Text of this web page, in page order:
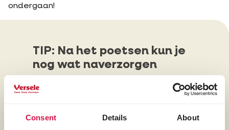
Consent Details About
ondergaan!
TIP: Na het poetsen kun je
nog wat naverzorgen
geef je je oogappel een
frisse adem! Tussen twee poetsbeurten
Breath
toevoegen aan het drinkwater